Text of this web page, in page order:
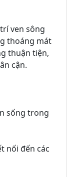
ven sông
thoáng mát
thuận tiện,
cận.
sống trong
nối đến các